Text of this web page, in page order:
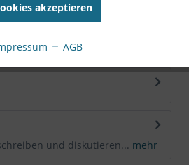
Produkttyp...mehr
und diskutieren... mehr
akzeptieren
AGB